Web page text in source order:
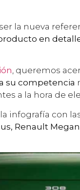
la nueva
en
, queremos
su competencia
a la hora de
infografía con
Renault